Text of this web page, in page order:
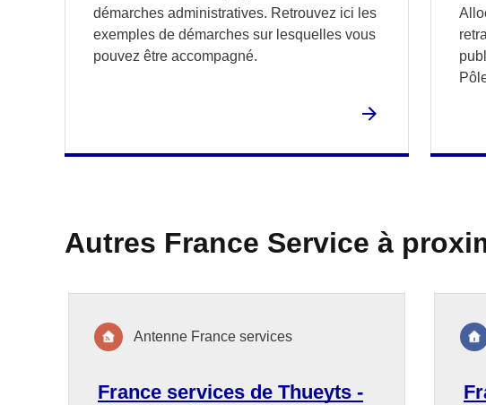
démarches administratives. Retrouvez ici les
exemples de démarches sur lesquelles vous
pouvez être accompagné.
Autres France Service à
France services de Thueyts -
Antenne France services